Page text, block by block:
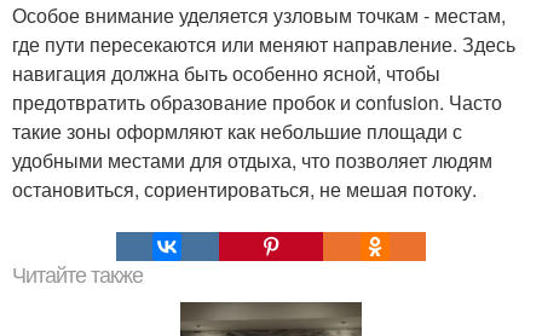
Особое внимание уделяется узловым точкам - местам,
где пути пересекаются или меняют направление. Здесь
навигация должна быть особенно ясной, чтобы
предотвратить образование пробок и confusion. Часто
такие зоны оформляют как небольшие площади с
удобными местами для отдыха, что позволяет людям
остановиться, сориентироваться, не мешая потоку.
Читайте также